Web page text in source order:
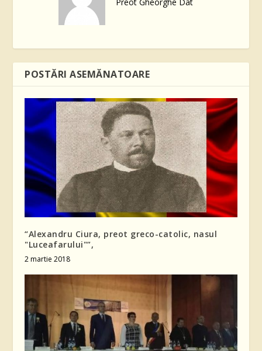
POSTĂRI ASEMĂNATOARE
“Alexandru Ciura, preot greco-catolic, nasul
"Luceafarului"”,
2 martie 2018